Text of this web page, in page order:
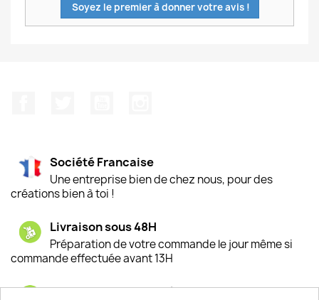
Soyez le premier à donner votre avis !
Société Francaise
Une entreprise bien de chez nous, pour des
créations bien à toi !
Livraison sous 48H
Préparation de votre commande le jour même si
commande effectuée avant 13H
Satisfaction de nos clients